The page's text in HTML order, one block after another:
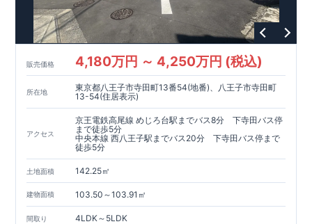
・『設計』住宅性能評価‥‥建物設計段階で、国が認めた第三機関が
・『建設』住宅性能評価‥‥評価を受けた図面通りに施工されている
全棟自社一貫体制! ←詳しくはクリック
・誰が何をやったかが明確だからこそ、お客様の安心に繋がります。
・設計、施工、営業が協力し合い、最良のプランをご提供致します。
・不要な中間マージンを抑える事で、コストダウンに努めております
販売価格 4,180万円 ～ 4,250万円 (税込)
所在地
東京都八王子市寺田町13番54(地番)、八王子市寺田町
13-54(住居表示)
アクセス
京王電鉄高尾線 めじろ台駅までバス8分 下寺田バス停
まで徒歩5分
中央本線 西八王子駅までバス20分 下寺田バス停まで
徒歩5分
土地面積 142.25㎡
建物面積 103.50～103.91㎡
間取り 4LDK～5LDK